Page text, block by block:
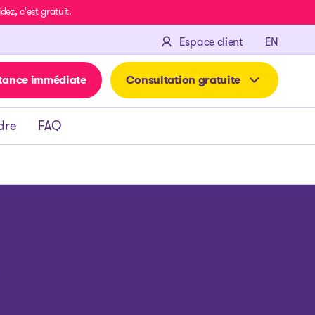
c'est gratuit.
Espace client EN
immédiate Consultation gratuite
FAQ